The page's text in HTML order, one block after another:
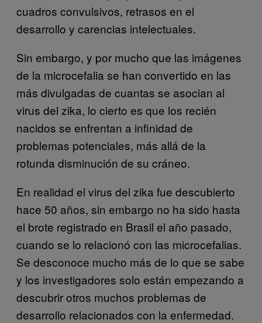
cuadros convulsivos, retrasos en el
desarrollo y carencias intelectuales.
Sin embargo, y por mucho que las imágenes
de la microcefalia se han convertido en las
más divulgadas de cuantas se asocian al
virus del zika, lo cierto es que los recién
nacidos se enfrentan a infinidad de
problemas potenciales, más allá de la
rotunda disminución de su cráneo.
En realidad el virus del zika fue descubierto
hace 50 años, sin embargo no ha sido hasta
el brote registrado en Brasil el año pasado,
cuando se lo relacionó con las microcefalias.
Se desconoce mucho más de lo que se sabe
y los investigadores solo están empezando a
descubrir otros muchos problemas de
desarrollo relacionados con la enfermedad.